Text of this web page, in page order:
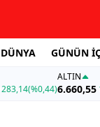
DÜNYA GÜNÜN
283,14(%0,44)
ALTIN
6.660,55